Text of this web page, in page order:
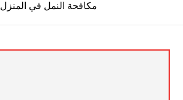
مكافحة النمل في المنزل